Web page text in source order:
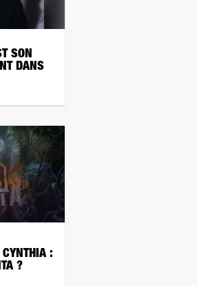
SON
DANS
:
?